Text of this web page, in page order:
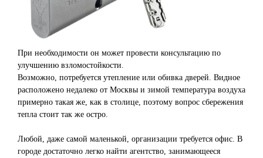
При необходимости он может провести консультацию по
улучшению взломостойкости.
Возможно, потребуется утепление или обивка дверей. Видное
расположено недалеко от Москвы и зимой температура воздуха
примерно такая же, как в столице, поэтому вопрос сбережения
тепла стоит так же остро.
Любой, даже самой маленькой, организации требуется офис. В
городе достаточно легко найти агентство, занимающееся